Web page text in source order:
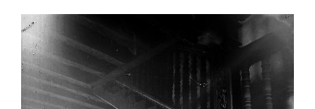
Irakurri